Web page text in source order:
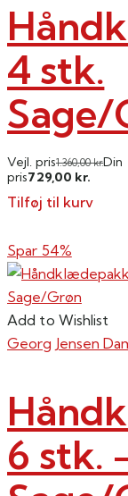
4 stk.
Sage/
Vejl. pris1.360,00kr.Din
pris729,00 kr.
Tilføj til kurv
Spar 54%
Add to Wishlist
Georg Jensen
6 stk.